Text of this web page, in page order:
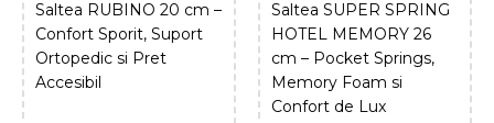
DOLCEDORMIRE
Saltea RUBINO 15 cm –
Suport Ortopedic,
Design Economic si
Husa Detasabila
Saltea RUBINO 20 cm –
Confort Sporit, Suport
Ortopedic si Pret
Accesibil
Saltea SUPER SPRING
HOTEL MEMORY 26
cm – Pocket Springs,
Memory Foam si
Confort de Lux